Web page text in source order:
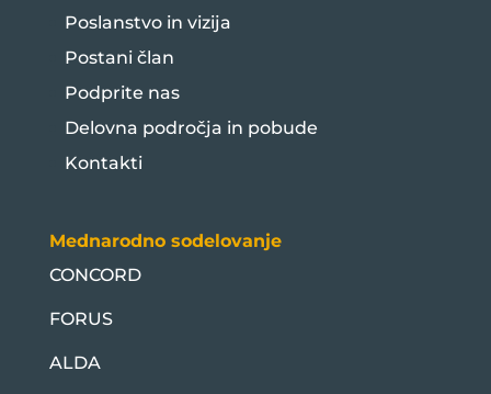
Poslanstvo in vizija
Postani član
Podprite nas
Delovna področja in pobude
Kontakti
Mednarodno sodelovanje
CONCORD
FORUS
ALDA